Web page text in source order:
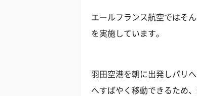
エールフランス航空ではそ
を実施しています。
羽田空港を朝に出発しパリ
へすばやく移動できるため